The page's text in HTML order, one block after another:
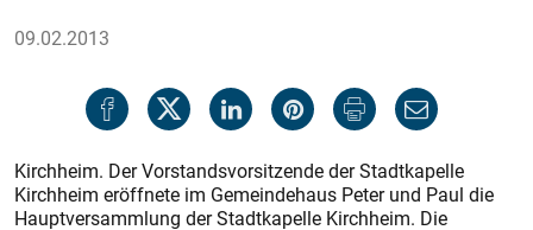
09.02.2013
Kirchheim. Der Vorstandsvorsitzende der Stadtkapelle
Kirchheim eröffnete im Gemeindehaus Peter und Paul die
Hauptversammlung der Stadtkapelle Kirchheim. Die